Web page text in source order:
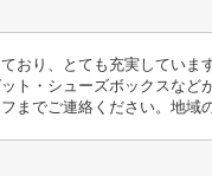
おり、とても充実してい
ト・シューズボックスな
までご連絡ください。地域